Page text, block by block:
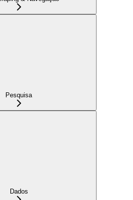
Pesquisa
Dados